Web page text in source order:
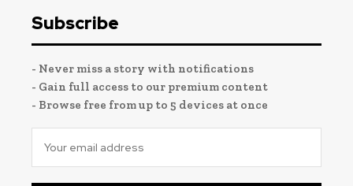
Subscribe
- Never miss a story with notifications
- Gain full access to our premium content
- Browse free from up to 5 devices at once